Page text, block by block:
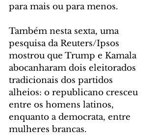
para mais ou para menos.
Também nesta sexta, uma
pesquisa da Reuters/Ipsos
mostrou que Trump e Kamala
abocanharam dois eleitorados
tradicionais dos partidos
alheios: o republicano cresceu
entre os homens latinos,
enquanto a democrata, entre
mulheres brancas.